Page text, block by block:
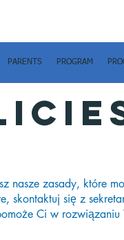
PARENTS PROGRAM
nasze zasady, które
skontaktuj się z
Ci w rozwiązaniu